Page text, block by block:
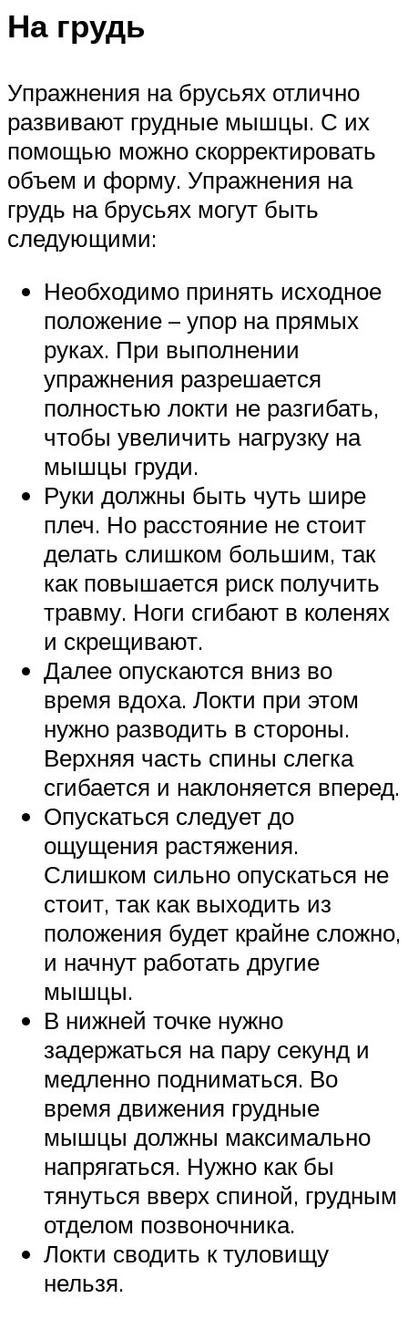
На грудь
Упражнения на брусьях отлично
развивают грудные мышцы. С их
помощью можно скорректировать
объем и форму. Упражнения на
грудь на брусьях могут быть
следующими:
Необходимо принять исходное
положение – упор на прямых
руках. При выполнении
упражнения разрешается
полностью локти не разгибать,
чтобы увеличить нагрузку на
мышцы груди.
Руки должны быть чуть шире
плеч. Но расстояние не стоит
делать слишком большим, так
как повышается риск получить
травму. Ноги сгибают в коленях
и скрещивают.
Далее опускаются вниз во
время вдоха. Локти при этом
нужно разводить в стороны.
Верхняя часть спины слегка
сгибается и наклоняется вперед.
Опускаться следует до
ощущения растяжения.
Слишком сильно опускаться не
стоит, так как выходить из
положения будет крайне сложно,
и начнут работать другие
мышцы.
В нижней точке нужно
задержаться на пару секунд и
медленно подниматься. Во
время движения грудные
мышцы должны максимально
напрягаться. Нужно как бы
тянуться вверх спиной, грудным
отделом позвоночника.
Локти сводить к туловищу
нельзя.